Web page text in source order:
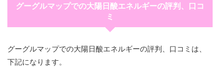
グーグルマップでの大陽日酸エネルギーの評判、口コ
ミ
グーグルマップでの大陽日酸エネルギーの評判、口コミは、
下記になります。